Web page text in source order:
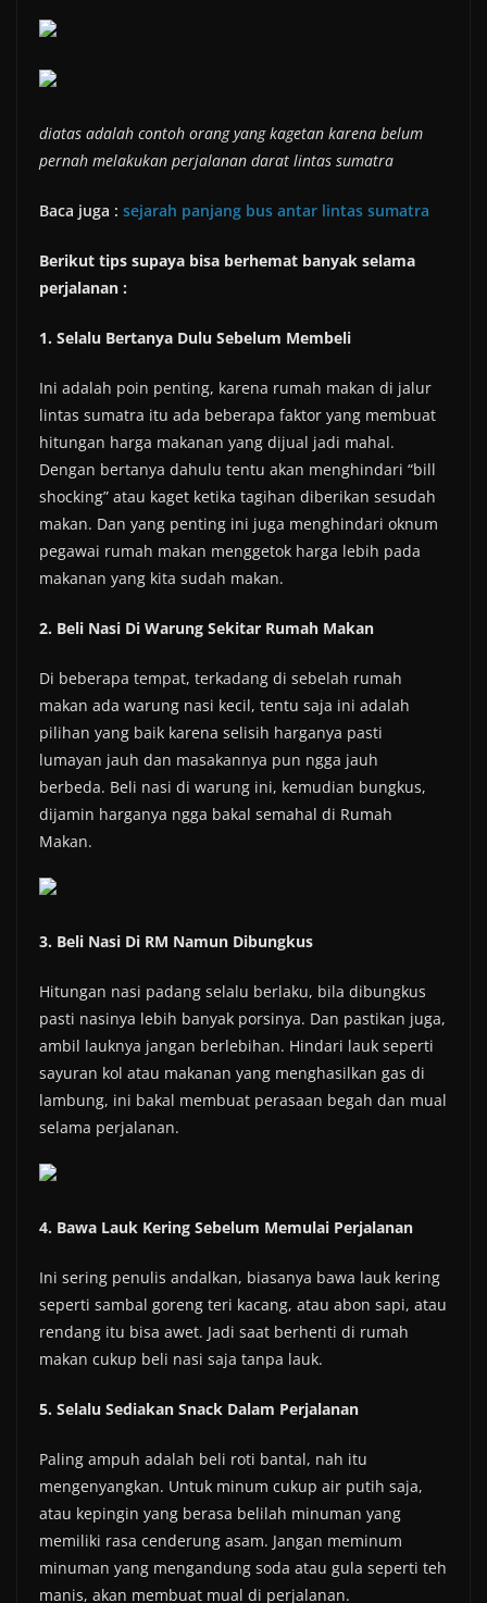
diatas adalah contoh orang yang kagetan karena belum
pernah melakukan perjalanan darat lintas sumatra
Baca juga : sejarah panjang bus antar lintas sumatra
Berikut tips supaya bisa berhemat banyak selama
perjalanan :
1. Selalu Bertanya Dulu Sebelum Membeli
Ini adalah poin penting, karena rumah makan di jalur
lintas sumatra itu ada beberapa faktor yang membuat
hitungan harga makanan yang dijual jadi mahal.
Dengan bertanya dahulu tentu akan menghindari “bill
shocking” atau kaget ketika tagihan diberikan sesudah
makan. Dan yang penting ini juga menghindari oknum
pegawai rumah makan menggetok harga lebih pada
makanan yang kita sudah makan.
2. Beli Nasi Di Warung Sekitar Rumah Makan
Di beberapa tempat, terkadang di sebelah rumah
makan ada warung nasi kecil, tentu saja ini adalah
pilihan yang baik karena selisih harganya pasti
lumayan jauh dan masakannya pun ngga jauh
berbeda. Beli nasi di warung ini, kemudian bungkus,
dijamin harganya ngga bakal semahal di Rumah
Makan.
3. Beli Nasi Di RM Namun Dibungkus
Hitungan nasi padang selalu berlaku, bila dibungkus
pasti nasinya lebih banyak porsinya. Dan pastikan juga,
ambil lauknya jangan berlebihan. Hindari lauk seperti
sayuran kol atau makanan yang menghasilkan gas di
lambung, ini bakal membuat perasaan begah dan mual
selama perjalanan.
4. Bawa Lauk Kering Sebelum Memulai Perjalanan
Ini sering penulis andalkan, biasanya bawa lauk kering
seperti sambal goreng teri kacang, atau abon sapi, atau
rendang itu bisa awet. Jadi saat berhenti di rumah
makan cukup beli nasi saja tanpa lauk.
5. Selalu Sediakan Snack Dalam Perjalanan
Paling ampuh adalah beli roti bantal, nah itu
mengenyangkan. Untuk minum cukup air putih saja,
atau kepingin yang berasa belilah minuman yang
memiliki rasa cenderung asam. Jangan meminum
minuman yang mengandung soda atau gula seperti teh
manis, akan membuat mual di perjalanan.